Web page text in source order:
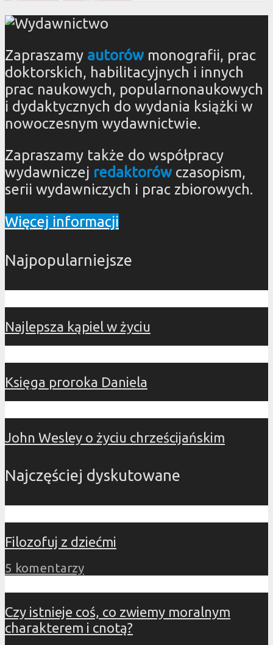
Zapraszamy autorówmonografii, prac
doktorskich, habilitacyjnych i innych
prac naukowych, popularnonaukowych
i dydaktycznych do wydania książki w
nowoczesnym wydawnictwie.
Zapraszamy także do współpracy
wydawniczej redaktorówczasopism,
serii wydawniczych i prac zbiorowych.
Więcej informacji
Najpopularniejsze
Najlepsza kąpiel w życiu
Księga proroka Daniela
John Wesley o życiu chrześcijańskim
Najczęściej dyskutowane
Filozofuj z dziećmi
5 komentarzy
Czy istnieje coś, co zwiemy moralnym
charakterem i cnotą?